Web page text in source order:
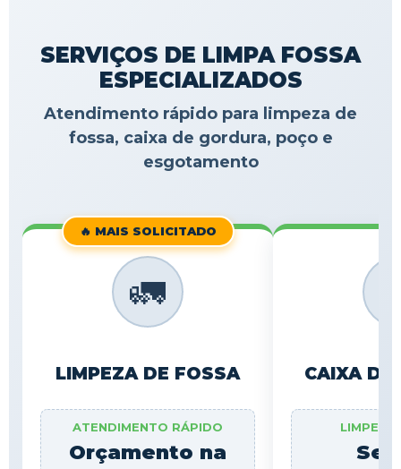
SERVIÇOS DE LIMPA FOSSA
ESPECIALIZADOS
Atendimento rápido para limpeza de
fossa, caixa de gordura, poço e
esgotamento
🔥 MAIS SOLICITADO
🚛
LIMPEZA DE FOSSA
ATENDIMENTO RÁPIDO
Orçamento na
CAIXA DE
LIMPEZA